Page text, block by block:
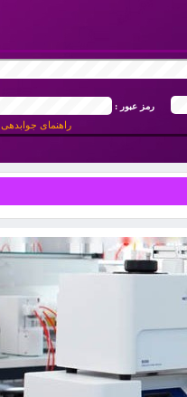
رمز عبور :
راهنمای جوابدهی